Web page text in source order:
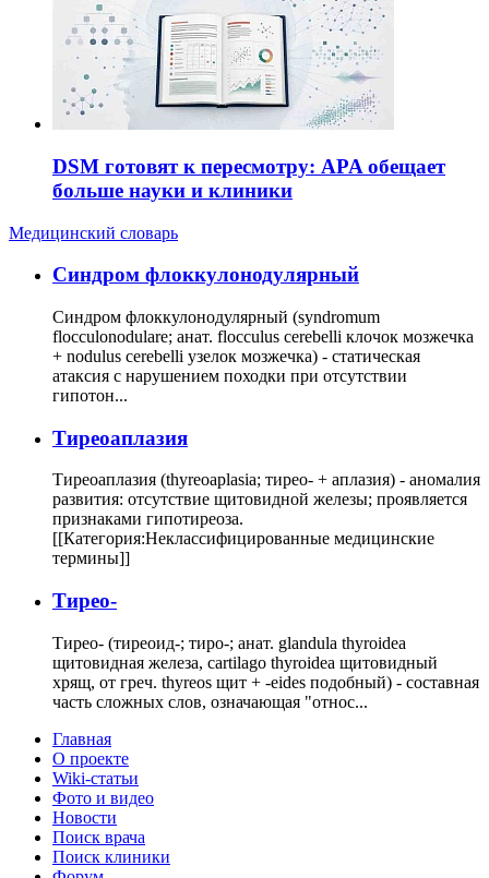
DSM готовят к пересмотру: APA обещает
больше науки и клиники
Медицинский словарь
Cиндром флоккулонодулярный
Синдром флоккулонодулярный (syndromum
flocculonodulare; анат. flocculus cerebelli клочок мозжечка
+ nodulus cerebelli узелок мозжечка) - статическая
атаксия с нарушением походки при отсутствии
гипотон...
Тиреоаплазия
Тиреоаплазия (thyreoaplasia; тирео- + аплазия) - аномалия
развития: отсутствие щитовидной железы; проявляется
признаками гипотиреоза.
[[Категория:Неклассифицированные медицинские
термины]]
Тирео-
Тирео- (тиреоид-; тиро-; анат. glandula thyroidea
щитовидная железа, cartilago thyroidea щитовидный
хрящ, от греч. thyreos щит + -eides подобный) - составная
часть сложных слов, означающая "относ...
Главная
О проекте
Wiki-статьи
Фото и видео
Новости
Поиск врача
Поиск клиники